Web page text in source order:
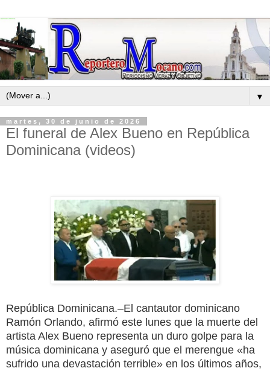
▼
martes, 30 de junio de 2026
El funeral de Alex Bueno en República
Dominicana (videos)
República Dominicana.–El cantautor dominicano
Ramón Orlando, afirmó este lunes que la muerte del
artista Alex Bueno representa un duro golpe para la
música dominicana y aseguró que el merengue «ha
sufrido una devastación terrible» en los últimos años,